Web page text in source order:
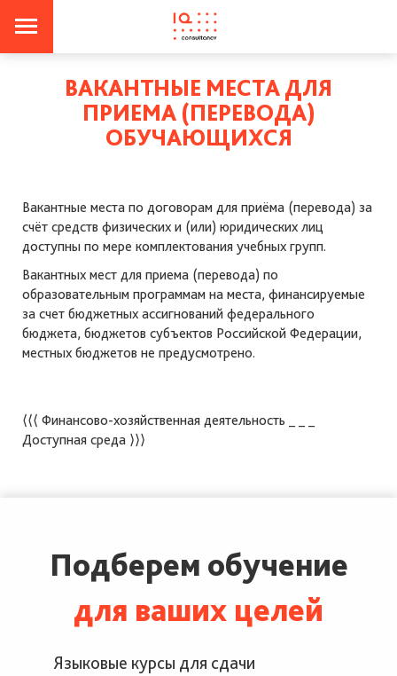
ВАКАНТНЫЕ МЕСТА ДЛЯ
ПРИЕМА (ПЕРЕВОДА)
ОБУЧАЮЩИХСЯ
Вакантные места по договорам для приёма (перевода) за
счёт средств физических и (или) юридических лиц
доступны по мере комплектования учебных групп.
Вакантных мест для приема (перевода) по
образовательным программам на места, финансируемые
за счет бюджетных ассигнований федерального
бюджета, бюджетов субъектов Российской Федерации,
местных бюджетов не предусмотрено.
⟨⟨⟨ Финансово-хозяйственная деятельность
Доступная среда ⟩⟩⟩
Подберем обучение
для ваших целей
Языковые курсы для сдачи